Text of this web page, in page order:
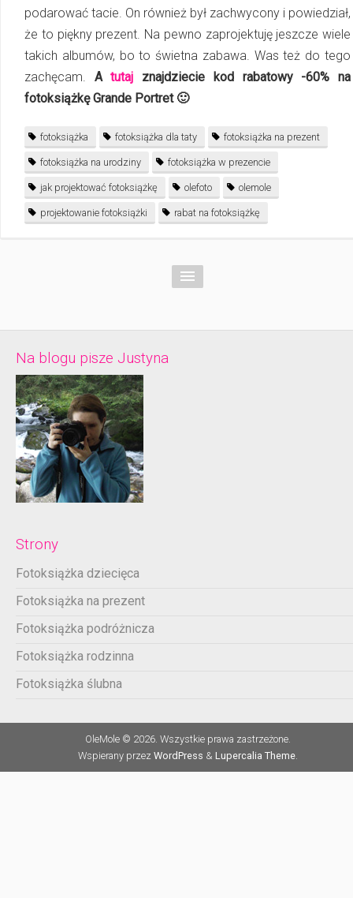
podarować tacie. On również był zachwycony i powiedział,
że to piękny prezent. Na pewno zaprojektuję jeszcze wiele
takich albumów, bo to świetna zabawa. Was też do tego
zachęcam. Atutaj znajdziecie kod rabatowy -60% na
fotoksiążkę Grande Portret 🙂
fotoksiążka fotoksiążka dla taty fotoksiążka na prezent
fotoksiążka na urodziny fotoksiążka w prezencie
jak projektować fotoksiążkę olefoto olemole
projektowanie fotoksiążki rabat na fotoksiążkę
Na blogu pisze Justyna
Strony
Fotoksiążka dziecięca
Fotoksiążka na prezent
Fotoksiążka podróżnicza
Fotoksiążka rodzinna
Fotoksiążka ślubna
OleMole © 2026. Wszystkie prawa zastrzeżone.
Wspierany przez WordPress & Lupercalia Theme.